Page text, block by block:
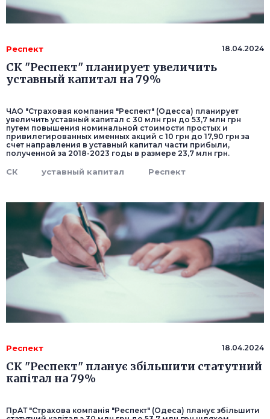
Респект 18.04.2024
СК "Респект" планирует увеличить
уставный капитал на 79%
ЧАО "Страховая компания "Респект" (Одесса) планирует
увеличить уставный капитал с 30 млн грн до 53,7 млн грн
путем повышения номинальной стоимости простых и
привилегированных именных акций с 10 грн до 17,90 грн за
счет направления в уставный капитал части прибыли,
полученной за 2018-2023 годы в размере 23,7 млн грн.
СК уставный капитал Респект
Респект 18.04.2024
СК "Респект" планує збільшити статутний
капітал на 79%
ПрАТ "Страхова компанія "Респект" (Одеса) планує збільшити